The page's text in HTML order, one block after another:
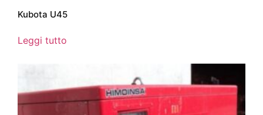
Kubota U45
Leggi tutto